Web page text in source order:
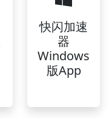
快闪加速
器
Windows
版App